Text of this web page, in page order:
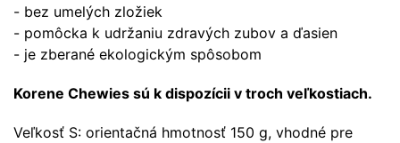
- bez umelých zložiek
- pomôcka k udržaniu zdravých zubov a ďasien
- je zberané ekologickým spôsobom
Korene Chewies sú k dispozícii v troch veľkostiach.
Veľkosť S: orientačná hmotnosť 150 g, vhodné pre